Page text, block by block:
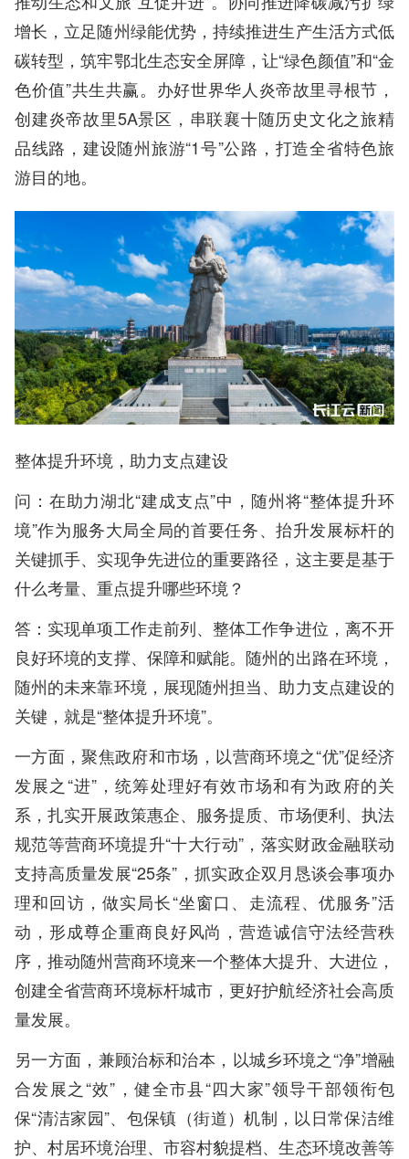
增长，立足随州绿能优势，持续推进生产生活方式低
碳转型，筑牢鄂北生态安全屏障，让“绿色颜值”和“金
色价值”共生共赢。办好世界华人炎帝故里寻根节，
创建炎帝故里5A景区，串联襄十随历史文化之旅精
品线路，建设随州旅游“1号”公路，打造全省特色旅
游目的地。
整体提升环境，助力支点建设
问：在助力湖北“建成支点”中，随州将“整体提升环
境”作为服务大局全局的首要任务、抬升发展标杆的
关键抓手、实现争先进位的重要路径，这主要是基于
什么考量、重点提升哪些环境？
答：实现单项工作走前列、整体工作争进位，离不开
良好环境的支撑、保障和赋能。随州的出路在环境，
随州的未来靠环境，展现随州担当、助力支点建设的
关键，就是“整体提升环境”。
一方面，聚焦政府和市场，以营商环境之“优”促经济
发展之“进”，统筹处理好有效市场和有为政府的关
系，扎实开展政策惠企、服务提质、市场便利、执法
规范等营商环境提升“十大行动”，落实财政金融联动
支持高质量发展“25条”，抓实政企双月恳谈会事项办
理和回访，做实局长“坐窗口、走流程、优服务”活
动，形成尊企重商良好风尚，营造诚信守法经营秩
序，推动随州营商环境来一个整体大提升、大进位，
创建全省营商环境标杆城市，更好护航经济社会高质
量发展。
另一方面，兼顾治标和治本，以城乡环境之“净”增融
合发展之“效”，健全市县“四大家”领导干部领衔包
保“清洁家园”、包保镇（街道）机制，以日常保洁维
护、村居环境治理、市容村貌提档、生态环境改善等